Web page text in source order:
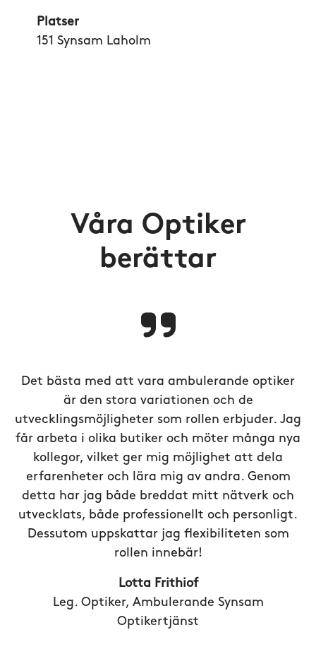
Platser
151 Synsam Laholm
Våra Optiker
berättar
Det bästa med att vara ambulerande optiker
är den stora variationen och de
utvecklingsmöjligheter som rollen erbjuder. Jag
får arbeta i olika butiker och möter många nya
kollegor, vilket ger mig möjlighet att dela
erfarenheter och lära mig av andra. Genom
detta har jag både breddat mitt nätverk och
utvecklats, både professionellt och personligt.
Dessutom uppskattar jag flexibiliteten som
rollen innebär!
Lotta Frithiof
Leg. Optiker, Ambulerande Synsam
Optikertjänst